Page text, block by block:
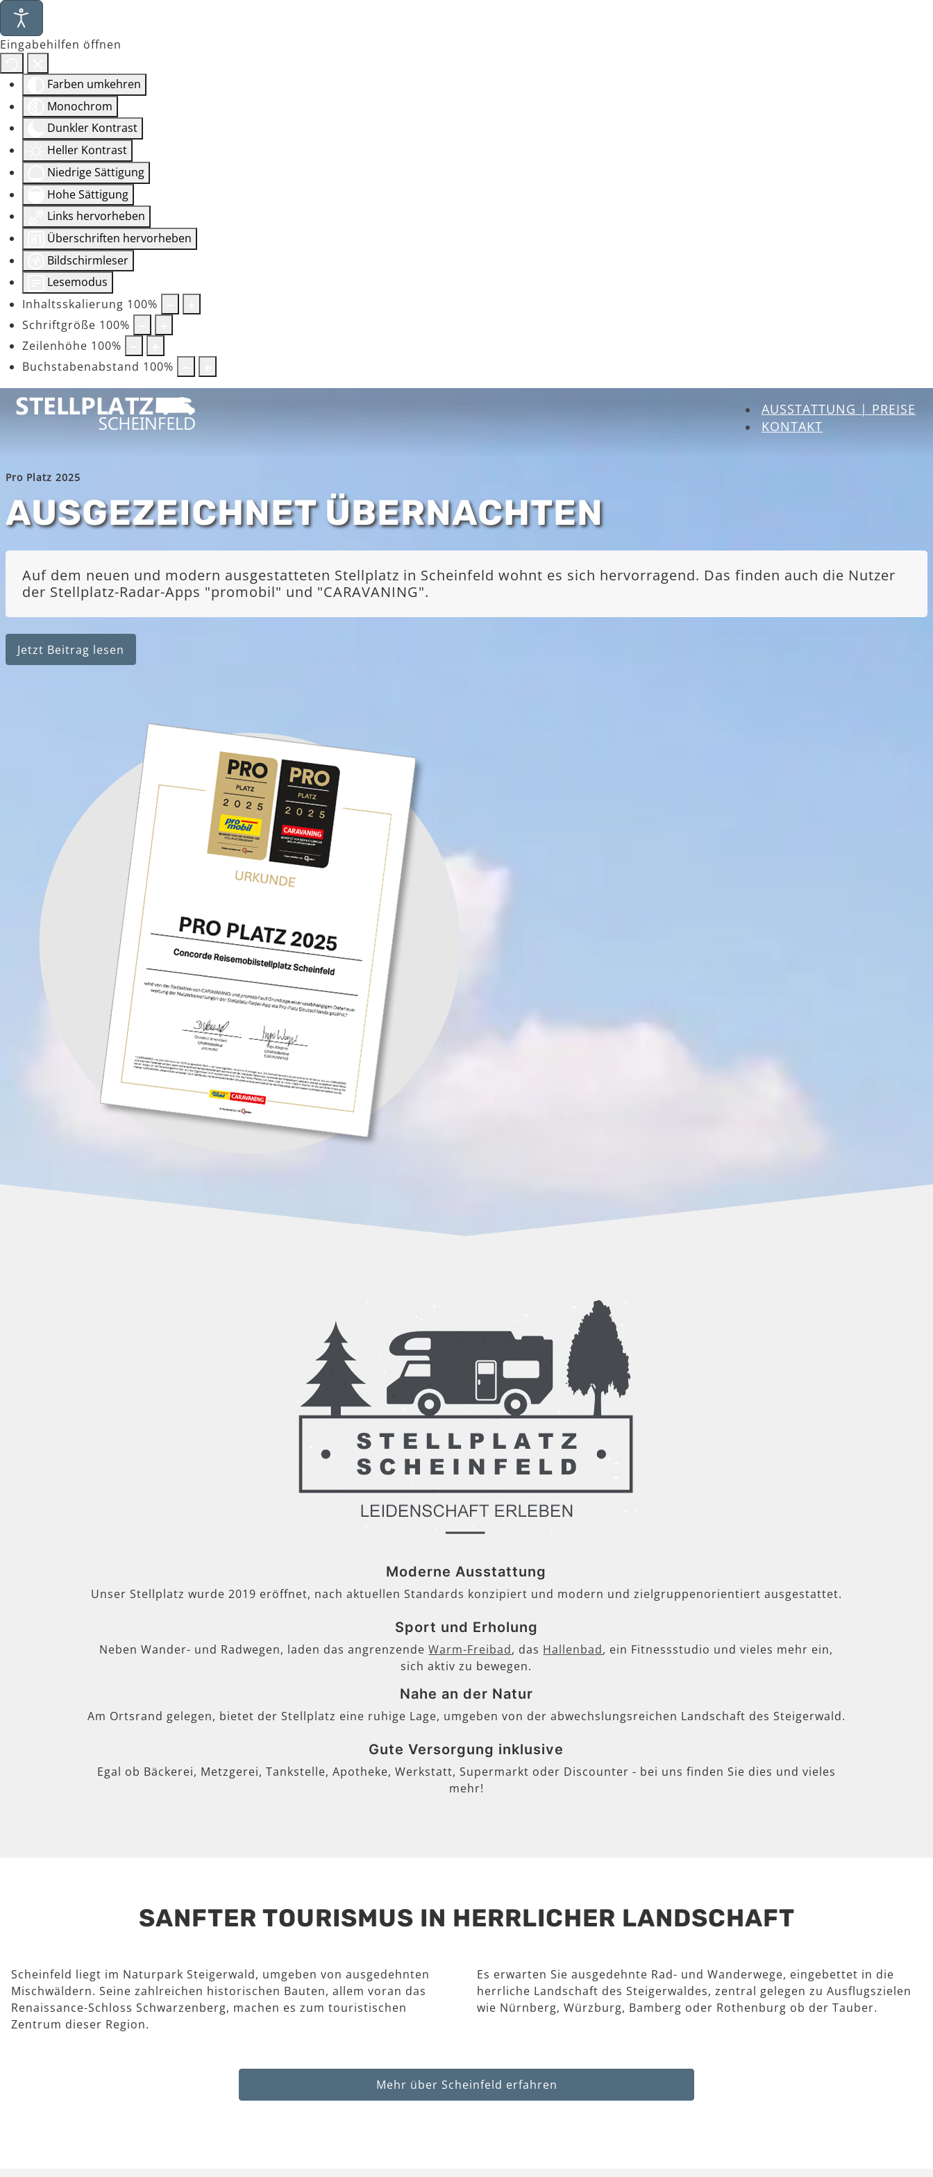
Eingabehilfen öffnen
Farben umkehren
Monochrom
Dunkler Kontrast
Heller Kontrast
Niedrige Sättigung
Hohe Sättigung
Links hervorheben
Überschriften hervorheben
Bildschirmleser
Lesemodus
Inhaltsskalierung 100%
Schriftgröße 100%
Zeilenhöhe 100%
Buchstabenabstand 100%
AUSSTATTUNG | PREISE
KONTAKT
Pro Platz 2025
AUSGEZEICHNET ÜBERNACHTEN
Auf dem neuen und modern ausgestatteten Stellplatz in Scheinfeld wohnt es sich hervorragend. Das finden auch die Nutzer
der Stellplatz-Radar-Apps "promobil" und "CARAVANING".
Jetzt Beitrag lesen
Moderne Ausstattung
Unser Stellplatz wurde 2019 eröffnet, nach aktuellen Standards konzipiert und modern und zielgruppenorientiert ausgestattet.
Sport und Erholung
Neben Wander- und Radwegen, laden das angrenzendeWarm-Freibad, das Hallenbad, ein Fitnessstudio und vieles mehr ein,
sich aktiv zu bewegen.
Nahe an der Natur
Am Ortsrand gelegen, bietet der Stellplatz eine ruhige Lage, umgeben von der abwechslungsreichen Landschaft des Steigerwald.
Gute Versorgung inklusive
Egal ob Bäckerei, Metzgerei, Tankstelle, Apotheke, Werkstatt, Supermarkt oder Discounter - bei uns finden Sie dies und vieles
mehr!
SANFTER TOURISMUS IN HERRLICHER LANDSCHAFT
Scheinfeld liegt im Naturpark Steigerwald, umgeben von ausgedehnten
Mischwäldern. Seine zahlreichen historischen Bauten, allem voran das
Renaissance-Schloss Schwarzenberg, machen es zum touristischen
Zentrum dieser Region.
Es erwarten Sie ausgedehnte Rad- und Wanderwege, eingebettet in die
herrliche Landschaft des Steigerwaldes, zentral gelegen zu Ausflugszielen
wie Nürnberg, Würzburg, Bamberg oder Rothenburg ob der Tauber.
Mehr über Scheinfeld erfahren